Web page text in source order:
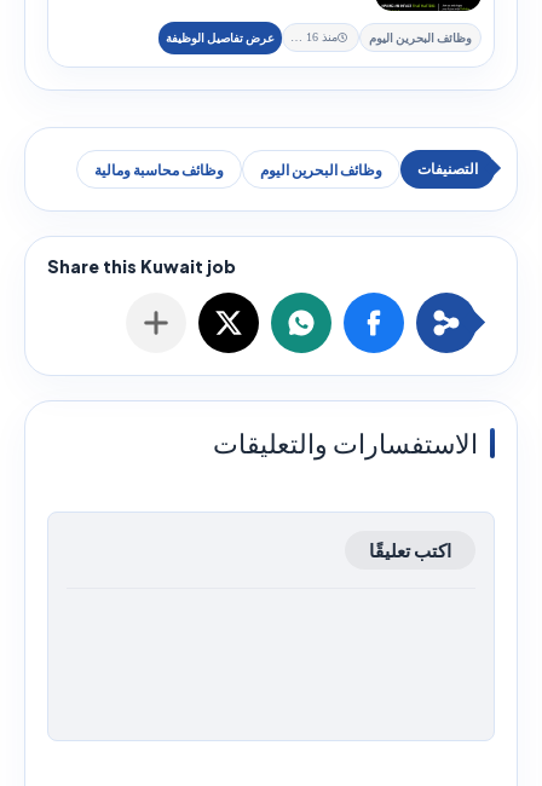
وظائف البحرين اليوم منذ 16 يوم
وظائف البحرين اليوم وظائف محاسبة ومالية
الاستفسارات والتعليقات
اكتب تعليقًا